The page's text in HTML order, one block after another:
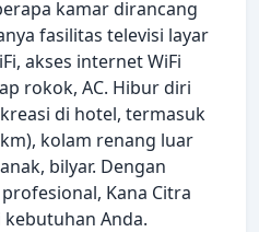
kamar dirancang
fasilitas televisi layar
akses internet WiFi
rokok, AC. Hibur diri
di hotel, termasuk
kolam renang luar
bilyar. Dengan
Kana Citra
Anda.